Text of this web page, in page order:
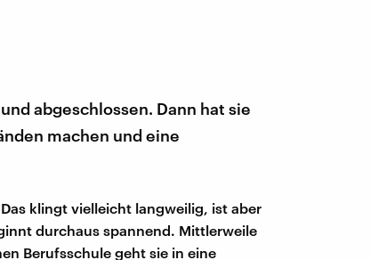
abgeschlossen. Dann hat sie
machen und eine
klingt vielleicht langweilig, ist aber
durchaus spannend. Mittlerweile
Berufsschule geht sie in eine